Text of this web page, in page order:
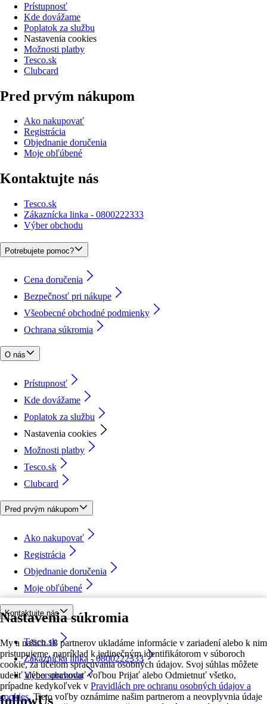
Nastavenia súkromia
My a našich 18 partnerov ukladáme informácie v zariadení alebo k nim
pristupujeme, napríklad k jedinečným identifikátorom v súboroch
cookie, za účelom spracúvania osobných údajov. Svoj súhlas môžete
udeliť alebo spravovať voľbou Prijať alebo Odmietnuť všetko,
prípadne kedykoľvek v Pravidlách pre ochranu osobných údajov a
cookies. Tieto voľby oznámime našim partnerom a neovplyvnia údaje
Prístupnosť
Kde dovážame
Poplatok za službu
Nastavenia cookies
Možnosti platby
Tesco.sk
Clubcard
Pred prvým nákupom
Ako nakupovať
Registrácia
Objednanie doručenia
Moje obľúbené
Kontaktujte nás
Tesco.sk
Zákaznícka linka - 0800222333
Výber obchodu
Potrebujete pomoc?
Cena doručenia
Bezpečnosť pri nákupe
Všeobecné obchodné podmienky
Ochrana súkromia
O nás
Prístupnosť
Kde dovážame
Poplatok za službu
Nastavenia cookies
Možnosti platby
Tesco.sk
Clubcard
Pred prvým nákupom
Ako nakupovať
Registrácia
Objednanie doručenia
Moje obľúbené
Kontaktujte nás
Tesco.sk
Zákaznícka linka - 0800222333
Výber obchodu
followUs